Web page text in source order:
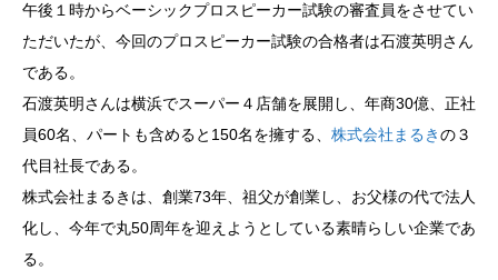
午後１時からベーシックプロスピーカー試験の審査員をさせてい
ただいたが、今回のプロスピーカー試験の合格者は石渡英明さん
である。
石渡英明さんは横浜でスーパー４店舗を展開し、年商30億、正社
員60名、パートも含めると150名を擁する、 株式会社まるきの３
代目社長である。
株式会社まるきは、創業73年、祖父が創業し、お父様の代で法人
化し、今年で丸50周年を迎えようとしている素晴らしい企業であ
る。